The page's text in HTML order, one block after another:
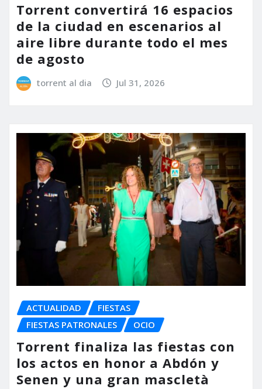
Torrent convertirá 16 espacios
de la ciudad en escenarios al
aire libre durante todo el mes
de agosto
torrent al dia Jul 31, 2026
ACTUALIDAD
FIESTAS
FIESTAS PATRONALES
OCIO
Torrent finaliza las fiestas con
los actos en honor a Abdón y
Senen y una gran mascletà